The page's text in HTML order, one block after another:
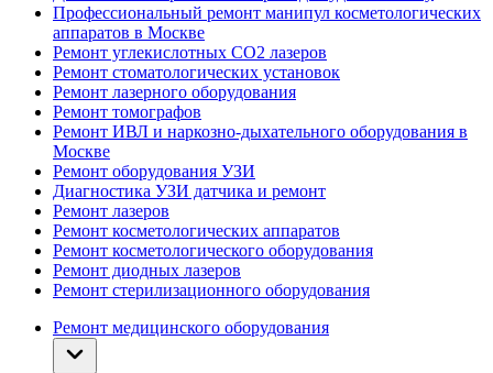
Профессиональный ремонт манипул косметологических
аппаратов в Москве
Ремонт углекислотных CO2 лазеров
Ремонт стоматологических установок
Ремонт лазерного оборудования
Ремонт томографов
Ремонт ИВЛ и наркозно-дыхательного оборудования в
Москве
Ремонт оборудования УЗИ
Диагностика УЗИ датчика и ремонт
Ремонт лазеров
Ремонт косметологических аппаратов
Ремонт косметологического оборудования
Ремонт диодных лазеров
Ремонт стерилизационного оборудования
Ремонт медицинского оборудования